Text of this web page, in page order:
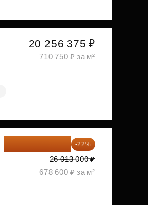
20 256 375 ₽
710 750 ₽ за м²
-22%
26 013 000 ₽
678 600 ₽ за м²